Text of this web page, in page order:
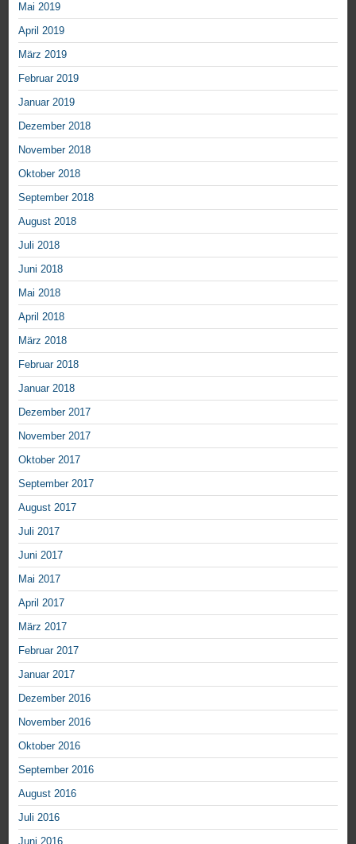
Mai 2019
April 2019
März 2019
Februar 2019
Januar 2019
Dezember 2018
November 2018
Oktober 2018
September 2018
August 2018
Juli 2018
Juni 2018
Mai 2018
April 2018
März 2018
Februar 2018
Januar 2018
Dezember 2017
November 2017
Oktober 2017
September 2017
August 2017
Juli 2017
Juni 2017
Mai 2017
April 2017
März 2017
Februar 2017
Januar 2017
Dezember 2016
November 2016
Oktober 2016
September 2016
August 2016
Juli 2016
Juni 2016